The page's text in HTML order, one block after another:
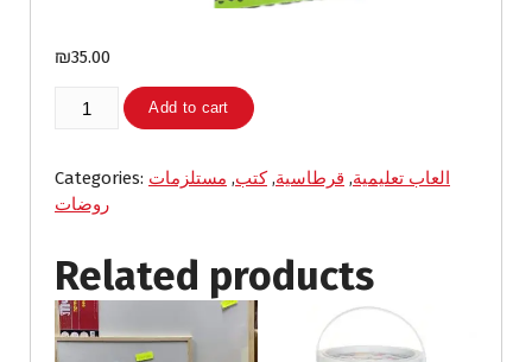
₪35.00
سلسلة
(٧
كتب)
Add to cart
Categories: العاب تعليمية, قرطاسية,كتب, مستلزمات
روضات
Related products